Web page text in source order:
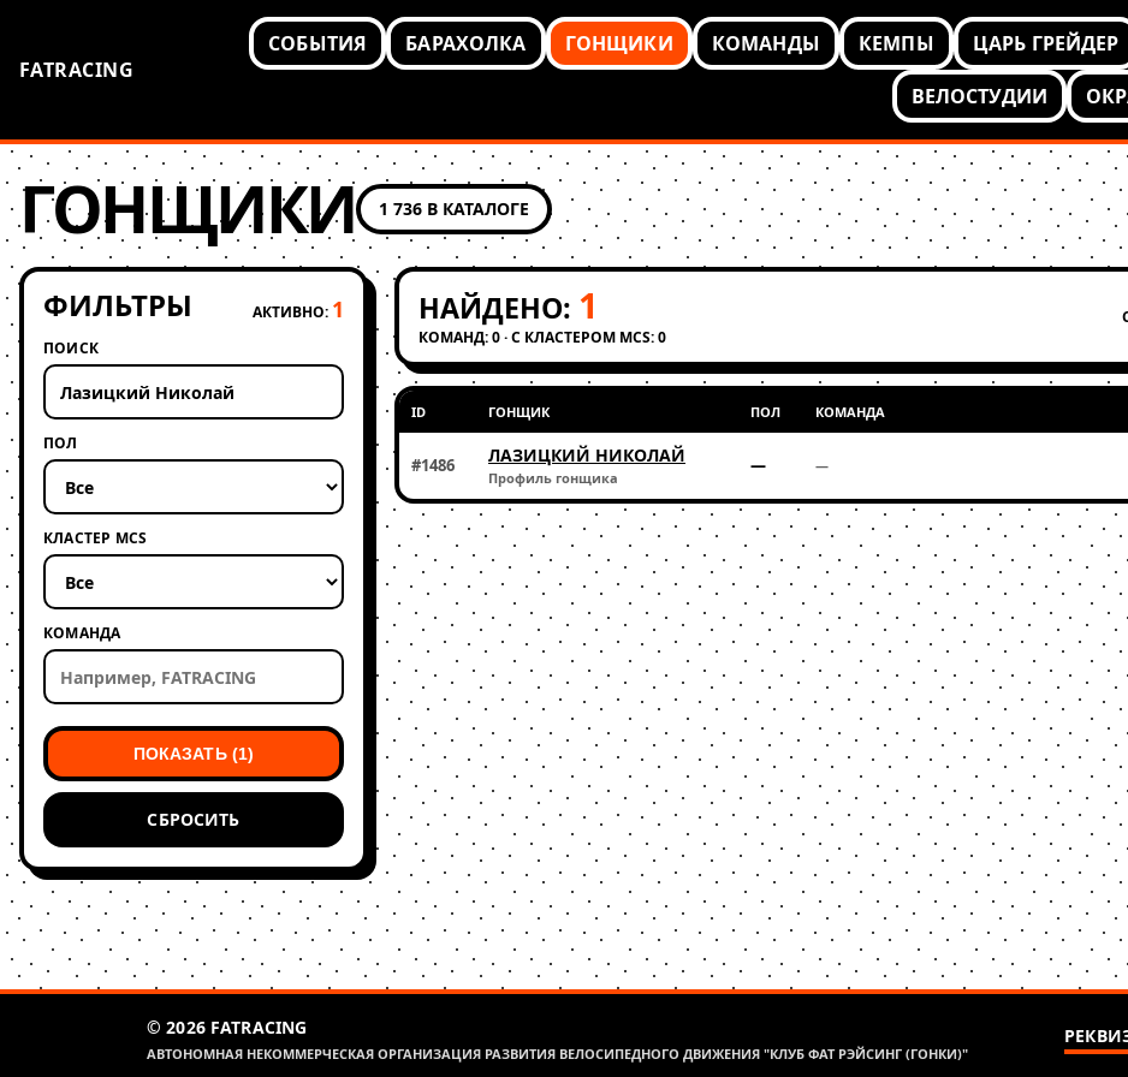
FATRACING
СОБЫТИЯ БАРАХОЛКА ГОНЩИКИ КОМАНДЫ КЕМПЫ ЦАРЬ ГРЕЙДЕР
ВЕЛОСТУДИИ
ГОНЩИКИ 1 736 В КАТАЛОГЕ
ФИЛЬТРЫ АКТИВНО: 1
ПОИСК
ПОЛ
КЛАСТЕР MCS
КОМАНДА
ПОКАЗАТЬ (1)
СБРОСИТЬ
НАЙДЕНО: 1
КОМАНД: 0 · С КЛАСТЕРОМ MCS: 0
ID ГОНЩИК ПОЛ КОМАНДА
#1486 ЛАЗИЦКИЙ НИКОЛАЙ
Профиль гонщика
— —
© 2026 FATRACING
АВТОНОМНАЯ НЕКОММЕРЧЕСКАЯ ОРГАНИЗАЦИЯ РАЗВИТИЯ ВЕЛОСИПЕДНОГО ДВИЖЕНИЯ "КЛУБ ФАТ РЭЙСИНГ (ГОНКИ)"